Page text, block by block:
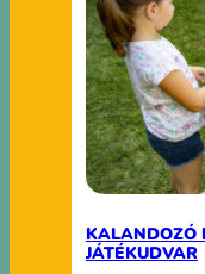
KALANDOZÓ
JÁTÉKUDVAR